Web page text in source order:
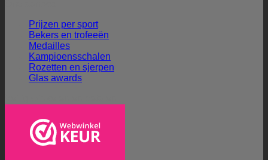
Prijzen per sport
Bekers en trofeeën
Medailles
Kampioensschalen
Rozetten en sjerpen
Glas awards